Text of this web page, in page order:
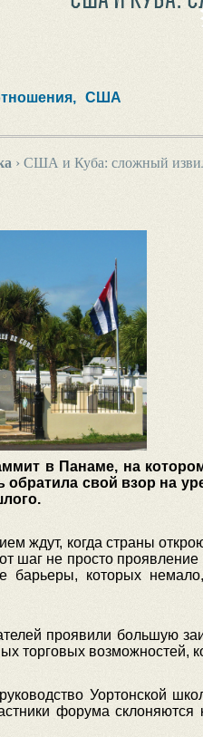
США
› США и Куба: сложный
в Панаме, на
обратила свой взор на
ждут, когда страны
шаг не просто
барьеры, которых
проявили большую
торговых возможностей,
Уортонской
форума